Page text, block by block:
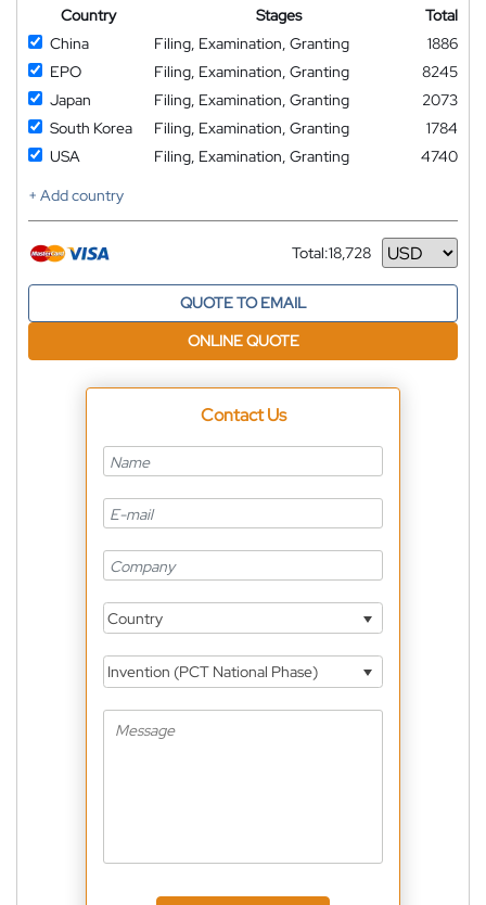
Country Stages
Total
China
Filing, Examination, Granting
1886
EPO
Filing, Examination, Granting
8245
Japan
Filing, Examination, Granting
2073
South Korea
Filing, Examination, Granting
1784
USA
Filing, Examination, Granting
4740
+ Add country
Total:18,728
Currency
QUOTE TO EMAIL
ONLINE QUOTE
Contact Us
Country
Invention (PCT National Phase)